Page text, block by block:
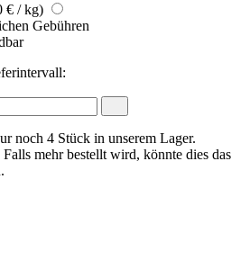
€ / kg)
Gebühren
noch 4 Stück in unserem Lager.
mehr bestellt wird, könnte dies das